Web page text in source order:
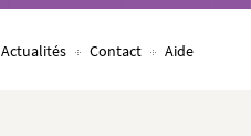
Actualités Contact Aide